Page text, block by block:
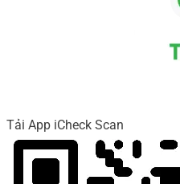
Tải App iCheck Scan